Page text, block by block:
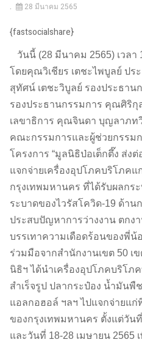
28 มีนาคม 2565
{fastsocialshare}
วันนี้ (28 มีนาคม 2565) เวลา
โดยคุณวิเชียร เตชะไพบูลย์ ป
สุทัศน์ เตชะวิบูลย์ รองประธาน
รองประธานกรรมการ คุณศิริกุ
เลขาธิการ คุณจินดา บุญลาภท
คณะกรรมการและผู้ช่วยกรรม
โครงการ “มูลนิธิป่อเต็กตึ๊ง ส่ง
แจกจ่ายเครื่องอุปโภคบริโภค
กรุงเทพมหานคร ที่ได้รับผลก
ระบาดของไวรัสโควิด-19 ด้าน
ประสบปัญหาการว่างงาน ตกง
บรรเทาความเดือดร้อนของพี่น้
ร่วมมือจากสำนักงานเขต 50 เ
นิธิฯ ได้นำเครื่องอุปโภคบริโภ
สำเร็จรูป ปลากระป๋อง น้ำมันพื
แอลกอฮอล์ ฯลฯ ไปแจกจ่ายแ
ของกรุงเทพมหานคร ตั้งแต่วัน
และวันที่ 18-28 เมษายน 2565